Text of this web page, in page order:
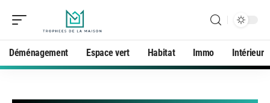
Déménagement Espace vert Habitat Immo Intérieur